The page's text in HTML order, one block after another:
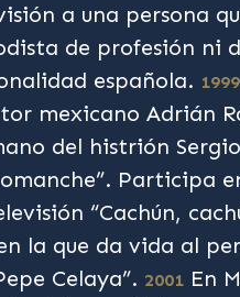
a una persona
de profesión ni
española. 1999
mexicano Adrián
del histrión
Participa
“Cachún,
la que da vida al
Celaya”. 2001 En